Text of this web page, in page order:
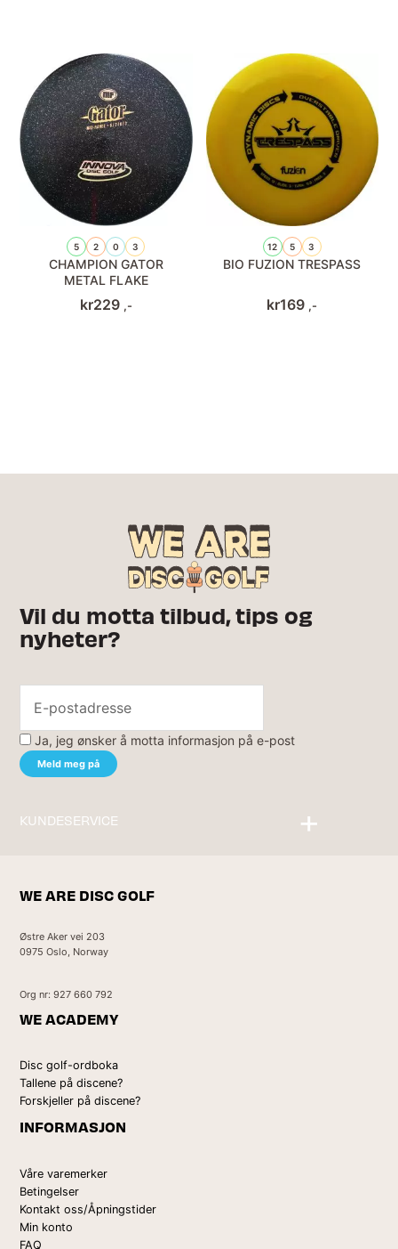
5 2 0 3
CHAMPION GATOR
METAL FLAKE
kr229 ,-
12 5 3
BIO FUZION TRESPASS
kr169 ,-
Vil du motta tilbud, tips og
nyheter?
Ja, jeg ønsker å motta informasjon på e-post
KUNDESERVICE
WE ARE DISC GOLF
Østre Aker vei 203
0975 Oslo, Norway
Org nr: 927 660 792
WE ACADEMY
Disc golf-ordboka
Tallene på discene?
Forskjeller på discene?
INFORMASJON
Våre varemerker
Betingelser
Kontakt oss/Åpningstider
Min konto
FAQ